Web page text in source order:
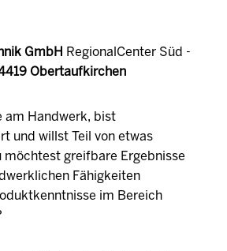
GmbH RegionalCenter Süd -
Obertaufkirchen
am Handwerk, bist
und willst Teil von etwas
möchtest greifbare Ergebnisse
Fähigkeiten
im Bereich